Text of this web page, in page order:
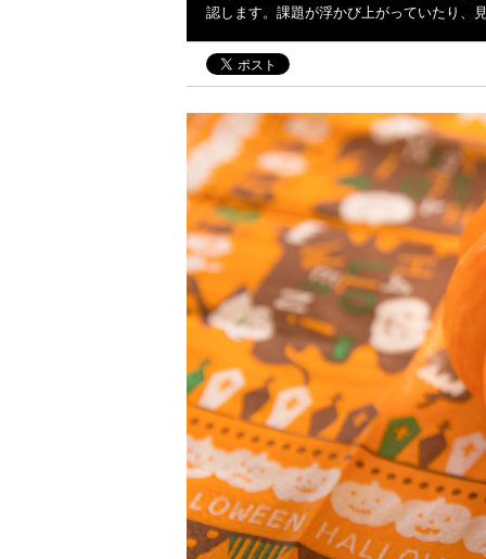
認します。課題が浮かび上がっていたり、